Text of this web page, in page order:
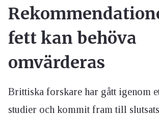
fett kan behöva
omvärderas
Brittiska forskare har gått igenom
studier och kommit fram till